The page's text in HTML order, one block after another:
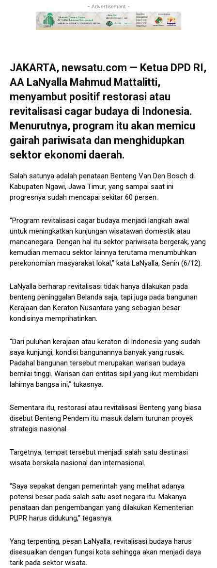
- Advertisement -
JAKARTA, newsatu.com — Ketua DPD RI,
AA LaNyalla Mahmud Mattalitti,
menyambut positif restorasi atau
revitalisasi cagar budaya di Indonesia.
Menurutnya, program itu akan memicu
gairah pariwisata dan menghidupkan
sektor ekonomi daerah.
Salah satunya adalah penataan Benteng Van Den Bosch di
Kabupaten Ngawi, Jawa Timur, yang sampai saat ini
progresnya sudah mencapai sekitar 60 persen.
“Program revitalisasi cagar budaya menjadi langkah awal
untuk meningkatkan kunjungan wisatawan domestik atau
mancanegara. Dengan hal itu sektor pariwisata bergerak, yang
kemudian memacu sektor lainnya terutama menumbuhkan
perekonomian masyarakat lokal,” kata LaNyalla, Senin (6/12).
LaNyalla berharap revitalisasi tidak hanya dilakukan pada
benteng peninggalan Belanda saja, tapi juga pada bangunan
Kerajaan dan Keraton Nusantara yang sebagian besar
kondisinya memprihatinkan.
“Dari puluhan kerajaan atau keraton di Indonesia yang sudah
saya kunjungi, kondisi bangunannya banyak yang rusak.
Padahal bangunan tersebut merupakan warisan budaya
bernilai tinggi. Warisan dari entitas sipil yang ikut membidani
lahirnya bangsa ini,” tukasnya.
Sementara itu, restorasi atau revitalisasi Benteng yang biasa
disebut Benteng Pendem itu masuk dalam turunan proyek
strategis nasional.
Targetnya, tempat tersebut menjadi salah satu destinasi
wisata berskala nasional dan internasional.
“Saya sepakat dengan pemerintah yang melihat adanya
potensi besar pada salah satu aset negara itu. Makanya
penataan dan pengembangan yang dilakukan Kementerian
PUPR harus didukung,” tegasnya.
Yang terpenting, pesan LaNyalla, revitalisasi budaya harus
disesuaikan dengan fungsi kota sehingga akan menjadi daya
tarik pada sektor wisata.